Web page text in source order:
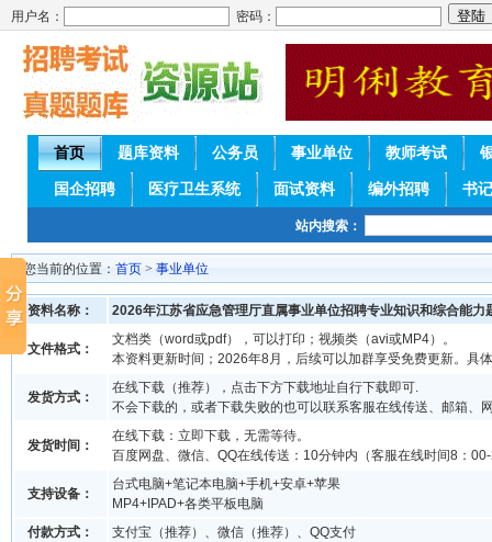
用户名： 密码：
首页 题库资料 公务员 事业单位 教师考试
国企招聘 医疗卫生系统 面试资料 编外招聘 书
站内搜索：
您当前的位置： 首页 > 事业单位
资料名称： 2026年江苏省应急管理厅直属事业单位招聘专业知识和综合能力
文件格式：
文档类（word或pdf），可以打印；视频类（avi或MP4）。
本资料更新时间；2026年8月，后续可以加群享受免费更新。具
发货方式：
在线下载（推荐），点击下方下载地址自行下载即可.
不会下载的，或者下载失败的也可以联系客服在线传送、邮箱、
发货时间：
在线下载：立即下载，无需等待。
百度网盘、微信、QQ在线传送：10分钟内（客服在线时间8：
支持设备：
台式电脑+笔记本电脑+手机+安卓+苹果
MP4+IPAD+各类平板电脑
付款方式：
支付宝（推荐）、微信（推荐）、QQ支付